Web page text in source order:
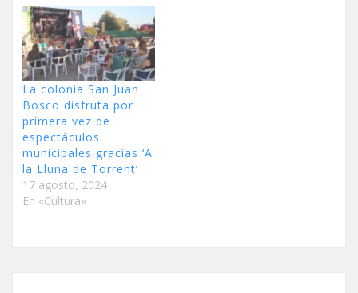
La colonia San Juan
Bosco disfruta por
primera vez de
espectáculos
municipales gracias ‘A
la Lluna de Torrent’
17 agosto, 2024
En «Cultura»